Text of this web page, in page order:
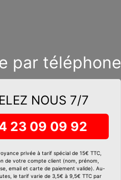
par téléphone
NOUS 7/7
23 09 09 92
privée à tarif spécial de 15€ TTC,
de votre compte client (nom, prénom,
email et carte de paiement valide). Au-
le tarif varie de 3,5€ à 9,5€ TTC par